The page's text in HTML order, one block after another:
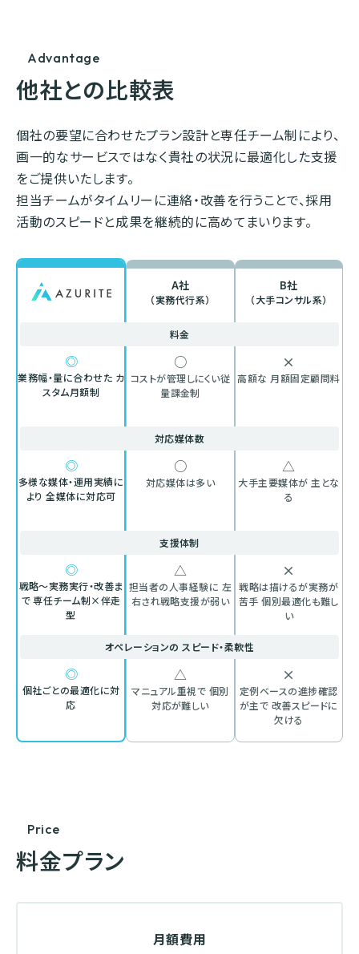
Advantage
他社との比較表
個社の要望に合わせたプラン設計と専任チーム制により、
画一的なサービスではなく貴社の状況に最適化した支援
をご提供いたします。
担当チームがタイムリーに連絡・改善を行うことで、採用
活動のスピードと成果を継続的に高めてまいります。
料金
対応媒体数
支援体制
オペレーションの スピード・柔軟性
◎
業務幅・量に合わせた カ
スタム月額制
◎
多様な媒体・運用実績に
より 全媒体に対応可
◎
戦略〜実務実行・改善ま
で専任チーム制×伴走
型
◎
個社ごとの最適化に対
応
A社
（実務代行系）
○
コストが管理しにくい従
量課金制
○
対応媒体は多い
△
担当者の人事経験に 左
右され戦略支援が弱い
△
マニュアル重視で 個別
対応が難しい
B社
（大手コンサル系）
×
高額な 月額固定顧問料
△
大手主要媒体が 主とな
る
×
戦略は描けるが実務が
苦手 個別最適化も難し
い
×
定例ベースの進捗確認
が主で 改善スピードに
欠ける
Price
料金プラン
月額費用